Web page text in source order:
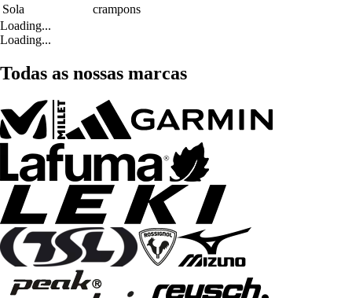
Sola
crampons
Loading...
Loading...
Todas as nossas marcas